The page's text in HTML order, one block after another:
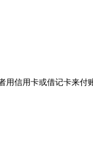
用信用卡或借记卡来付